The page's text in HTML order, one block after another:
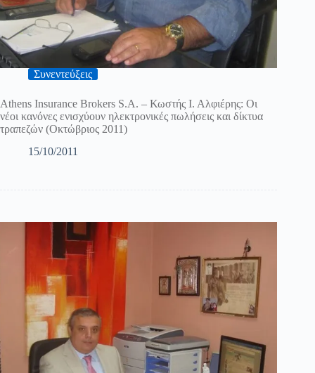
Συνεντεύξεις
Athens Insurance Brokers S.A. – Κωστής Ι. Αλφιέρης: Οι
νέοι κανόνες ενισχύουν ηλεκτρονικές πωλήσεις και δίκτυα
τραπεζών (Οκτώβριος 2011)
15/10/2011